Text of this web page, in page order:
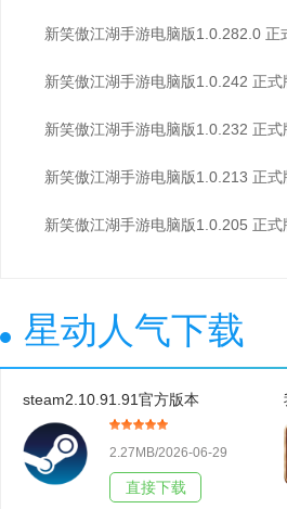
新笑傲江湖手游电脑版1.0.282.0 正
新笑傲江湖手游电脑版1.0.242 正式
新笑傲江湖手游电脑版1.0.232 正式
新笑傲江湖手游电脑版1.0.213 正式
新笑傲江湖手游电脑版1.0.205 正式
星动人气下载
steam2.10.91.91官方版本
2.27MB/2026-06-29
直接下载